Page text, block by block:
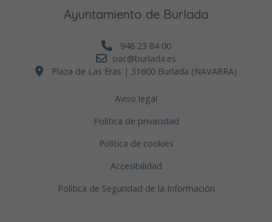
Ayuntamiento de Burlada
948 23 84 00
oac@burlada.es
Plaza de Las Eras | 31600 Burlada (NAVARRA)
Aviso legal
Política de privacidad
Política de cookies
Accesibilidad
Política de Seguridad de la Información